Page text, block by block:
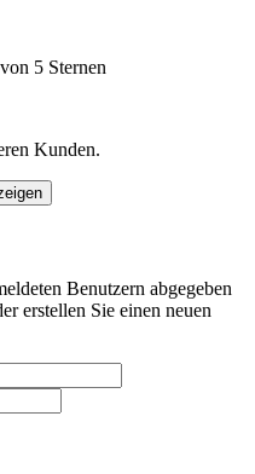
5 Sternen
Kunden.
Benutzern abgegeben
erstellen Sie einen neuen